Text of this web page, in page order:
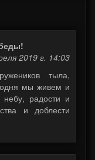
2019 г. 14:03
тыла,
мы живем и
радости и
и доблести